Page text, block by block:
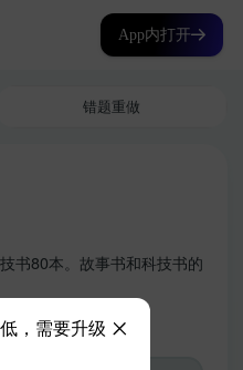
App内打开
，需要升级